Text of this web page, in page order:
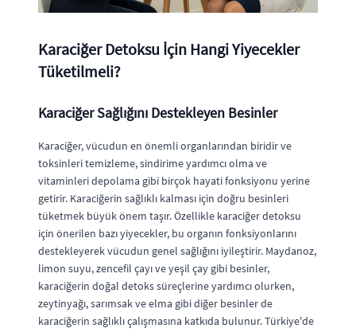
Karaciğer Detoksu İçin Hangi Yiyecekler
Tüketilmeli?
Karaciğer Sağlığını Destekleyen Besinler
Karaciğer, vücudun en önemli organlarından biridir ve
toksinleri temizleme, sindirime yardımcı olma ve
vitaminleri depolama gibi birçok hayati fonksiyonu yerine
getirir. Karaciğerin sağlıklı kalması için doğru besinleri
tüketmek büyük önem taşır. Özellikle karaciğer detoksu
için önerilen bazı yiyecekler, bu organın fonksiyonlarını
destekleyerek vücudun genel sağlığını iyileştirir. Maydanoz,
limon suyu, zencefil çayı ve yeşil çay gibi besinler,
karaciğerin doğal detoks süreçlerine yardımcı olurken,
zeytinyağı, sarımsak ve elma gibi diğer besinler de
karaciğerin sağlıklı çalışmasına katkıda bulunur. Türkiye'de